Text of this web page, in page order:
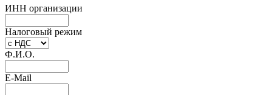
ИНН организации
Налоговый режим
Ф.И.О.
E-Mail